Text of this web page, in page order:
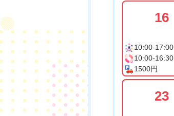
16
10:00-17:00
10:00-16:30
1500円
23